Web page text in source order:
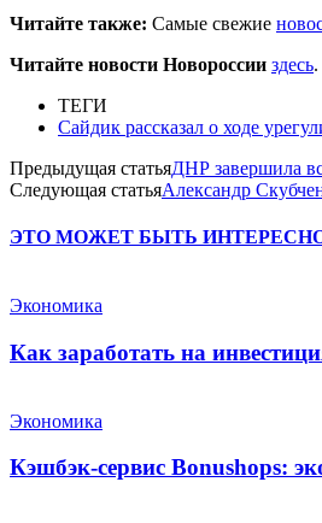
Читайте также: Самые свежие
Читайте новости Новороссии здесь.
ТЕГИ
Сайдик рассказал о ходе
Предыдущая статьяДНР завершила
Следующая статьяАлександр
ЭТО МОЖЕТ БЫТЬ
Экономика
Как заработать на
Экономика
Кэшбэк-сервис Bonushops: